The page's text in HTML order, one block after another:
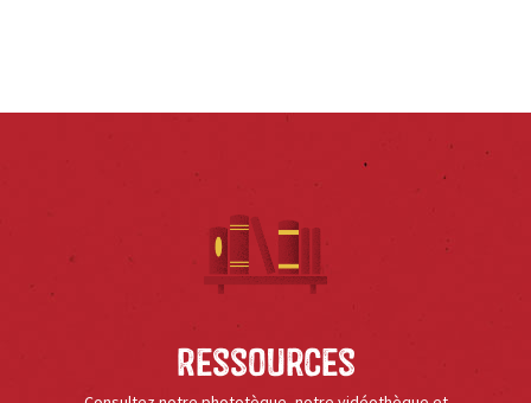
Ressources